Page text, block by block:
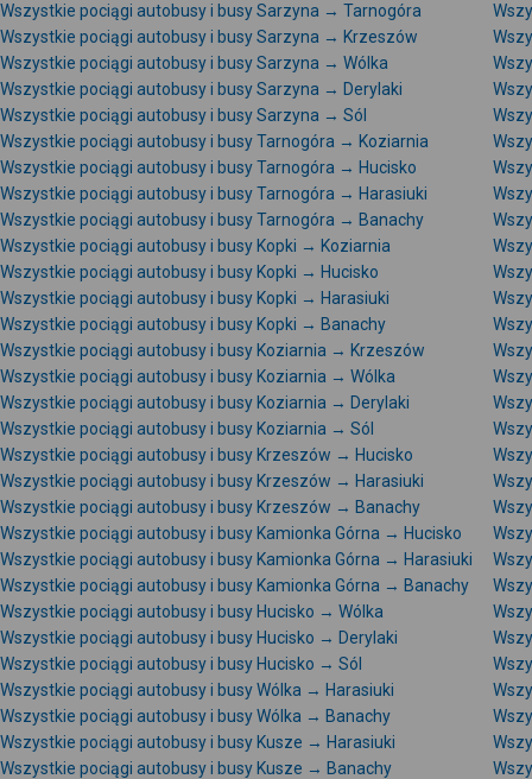
Wszystkie pociągi autobusy i busy Sarzyna → Tarnogóra
Wszystkie pociągi autobusy i busy Sarzyna → Krzeszów
Wszystkie pociągi autobusy i busy Sarzyna → Wólka
Wszystkie pociągi autobusy i busy Sarzyna → Derylaki
Wszystkie pociągi autobusy i busy Sarzyna → Sól
Wszystkie pociągi autobusy i busy Tarnogóra → Koziarnia
Wszystkie pociągi autobusy i busy Tarnogóra → Hucisko
Wszystkie pociągi autobusy i busy Tarnogóra → Harasiuki
Wszystkie pociągi autobusy i busy Tarnogóra → Banachy
Wszystkie pociągi autobusy i busy Kopki → Koziarnia
Wszystkie pociągi autobusy i busy Kopki → Hucisko
Wszystkie pociągi autobusy i busy Kopki → Harasiuki
Wszystkie pociągi autobusy i busy Kopki → Banachy
Wszystkie pociągi autobusy i busy Koziarnia → Krzeszów
Wszystkie pociągi autobusy i busy Koziarnia → Wólka
Wszystkie pociągi autobusy i busy Koziarnia → Derylaki
Wszystkie pociągi autobusy i busy Koziarnia → Sól
Wszystkie pociągi autobusy i busy Krzeszów → Hucisko
Wszystkie pociągi autobusy i busy Krzeszów → Harasiuki
Wszystkie pociągi autobusy i busy Krzeszów → Banachy
Wszystkie pociągi autobusy i busy Kamionka Górna → Hucisko
Wszystkie pociągi autobusy i busy Kamionka Górna → Harasiuki
Wszystkie pociągi autobusy i busy Kamionka Górna → Banachy
Wszystkie pociągi autobusy i busy Hucisko → Wólka
Wszystkie pociągi autobusy i busy Hucisko → Derylaki
Wszystkie pociągi autobusy i busy Hucisko → Sól
Wszystkie pociągi autobusy i busy Wólka → Harasiuki
Wszystkie pociągi autobusy i busy Wólka → Banachy
Wszystkie pociągi autobusy i busy Kusze → Harasiuki
Wszystkie pociągi autobusy i busy Kusze → Banachy